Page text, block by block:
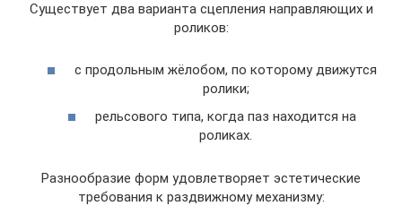
Существует два варианта сцепления направляющих и
роликов:
с продольным жёлобом, по которому движутся
ролики;
рельсового типа, когда паз находится на
роликах.
Разнообразие форм удовлетворяет эстетические
требования к раздвижному механизму: